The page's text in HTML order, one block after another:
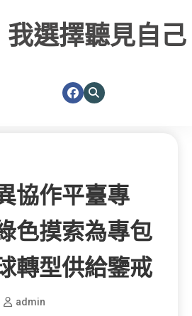
選擇聽見自己
協作平臺專
色摸索為專包
轉型供給鑒戒
admin